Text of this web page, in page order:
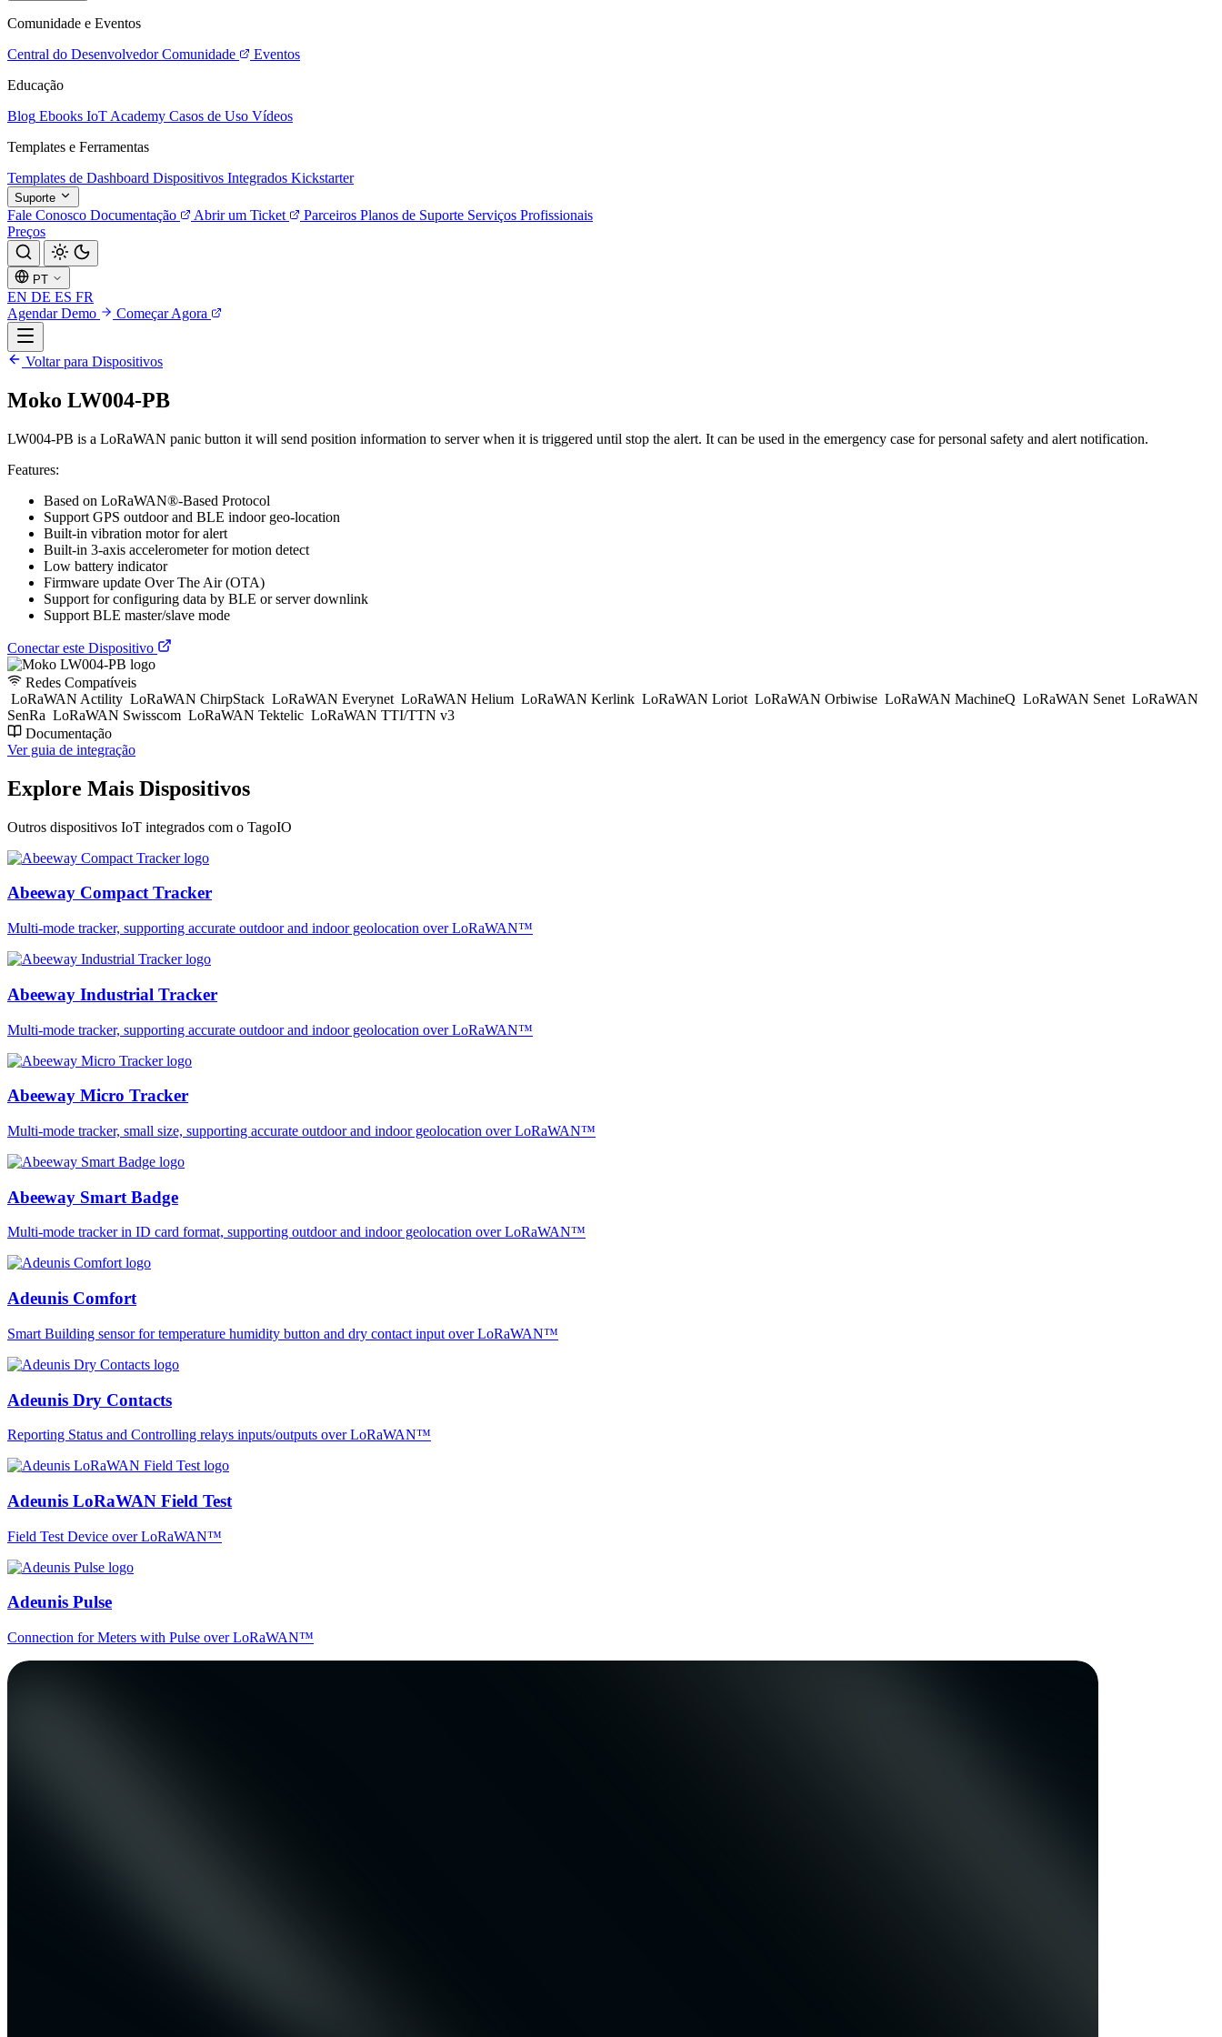
Comunidade e Eventos
Central do Desenvolvedor Comunidade
Eventos
Educação
Blog Ebooks IoT Academy Casos de Uso Vídeos
Templates e Ferramentas
Templates de Dashboard Dispositivos Integrados Kickstarter
Suporte
Fale Conosco Documentação Abrir um Ticket Parceiros Planos de Suporte Serviços Profissionais
Preços
PT
EN DE ES FR
Agendar Demo
Começar Agora
Voltar para Dispositivos
Moko LW004-PB
LW004-PB is a LoRaWAN panic button it will send position information to server when it is triggered until stop the alert. It can be used in the emergency case for personal safety and alert notification.
Features:
Based on LoRaWAN®-Based Protocol
Support GPS outdoor and BLE indoor geo-location
Built-in vibration motor for alert
Built-in 3-axis accelerometer for motion detect
Low battery indicator
Firmware update Over The Air (OTA)
Support for configuring data by BLE or server downlink
Support BLE master/slave mode
Conectar este Dispositivo
Redes Compatíveis
LoRaWAN Actility LoRaWAN ChirpStack LoRaWAN Everynet LoRaWAN Helium LoRaWAN Kerlink LoRaWAN Loriot LoRaWAN Orbiwise LoRaWAN MachineQ LoRaWAN Senet LoRaWAN
SenRa LoRaWAN Swisscom LoRaWAN Tektelic LoRaWAN TTI/TTN v3
Documentação
Ver guia de integração
Explore Mais Dispositivos
Outros dispositivos IoT integrados com o TagoIO
Abeeway Compact Tracker
Multi-mode tracker, supporting accurate outdoor and indoor geolocation over LoRaWAN™
Abeeway Industrial Tracker
Multi-mode tracker, supporting accurate outdoor and indoor geolocation over LoRaWAN™
Abeeway Micro Tracker
Multi-mode tracker, small size, supporting accurate outdoor and indoor geolocation over LoRaWAN™
Abeeway Smart Badge
Multi-mode tracker in ID card format, supporting outdoor and indoor geolocation over LoRaWAN™
Adeunis Comfort
Smart Building sensor for temperature humidity button and dry contact input over LoRaWAN™
Adeunis Dry Contacts
Reporting Status and Controlling relays inputs/outputs over LoRaWAN™
Adeunis LoRaWAN Field Test
Field Test Device over LoRaWAN™
Adeunis Pulse
Connection for Meters with Pulse over LoRaWAN™